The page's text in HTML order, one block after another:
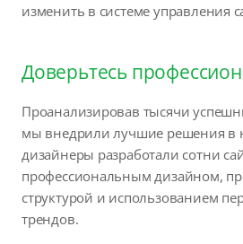
изменить в системе управления
Доверьтесь
Проанализировав тысячи
мы внедрили лучшие решения в
дизайнеры разработали сотни
профессиональным дизайном,
структурой и использованием
трендов.